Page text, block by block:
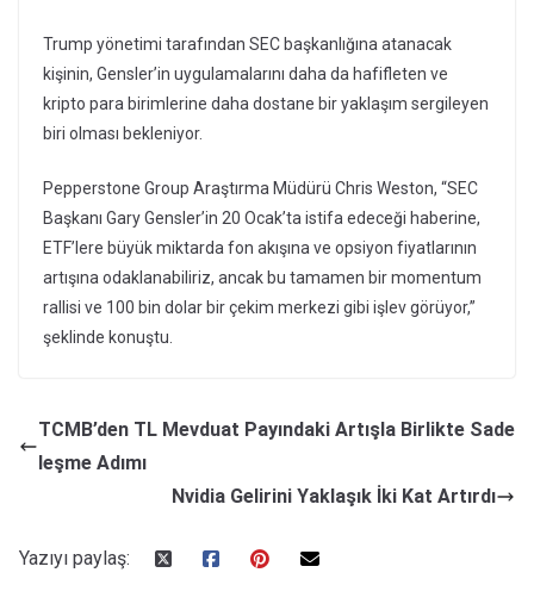
Trump yönetimi tarafından SEC başkanlığına atanacak
kişinin, Gensler’in uygulamalarını daha da hafifleten ve
kripto para birimlerine daha dostane bir yaklaşım sergileyen
biri olması bekleniyor.
Pepperstone Group Araştırma Müdürü Chris Weston, “SEC
Başkanı Gary Gensler’in 20 Ocak’ta istifa edeceği haberine,
ETF’lere büyük miktarda fon akışına ve opsiyon fiyatlarının
artışına odaklanabiliriz, ancak bu tamamen bir momentum
rallisi ve 100 bin dolar bir çekim merkezi gibi işlev görüyor,”
şeklinde konuştu.
TCMB’den TL Mevduat Payındaki Artışla Birlikte Sade
leşme Adımı
Nvidia Gelirini Yaklaşık İki Kat Artırdı
Yazıyı paylaş: